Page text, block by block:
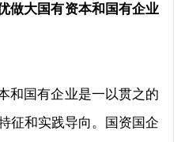
做大国有资本和国有企业
和国有企业是一以贯之的
征和实践导向。国资国企